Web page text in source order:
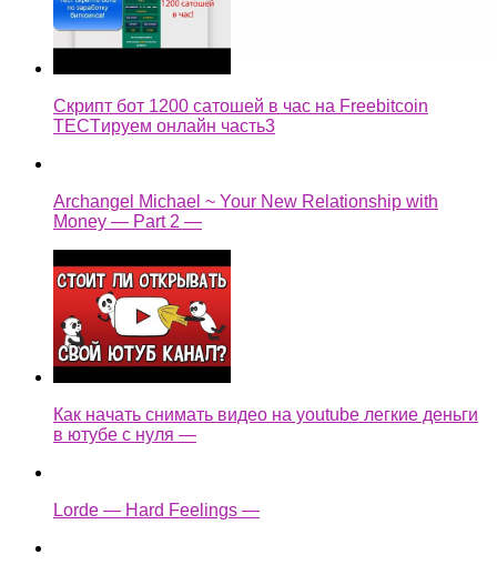
Скрипт бот 1200 сатошей в час на Freebitcoin
TECTируем онлайн часть3
Archangel Michael ~ Your New Relationship with
Money — Part 2 —
Как начать снимать видео на youtube легкие деньги
в ютубе с нуля —
Lorde — Hard Feelings —